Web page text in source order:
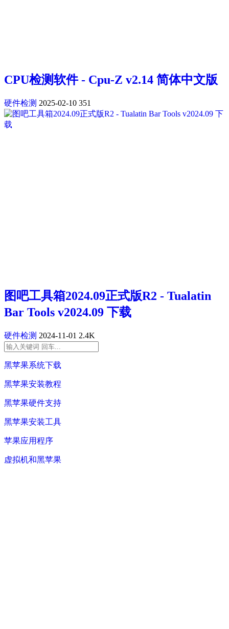
CPU检测软件 - Cpu-Z v2.14 简体中文版
硬件检测 2025-02-10 351
图吧工具箱2024.09正式版R2 - Tualatin
Bar Tools v2024.09 下载
硬件检测 2024-11-01 2.4K
黑苹果系统下载
黑苹果安装教程
黑苹果硬件支持
黑苹果安装工具
苹果应用程序
虚拟机和黑苹果